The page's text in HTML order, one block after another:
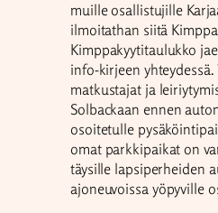
muille osallistujille
ilmoitathan siitä
Kimppakyytitaulukko
info-kirjeen
matkustajat ja
Solbackaan ennen
osoitetulle
omat parkkipaikat on
täysille lapsiperheiden
ajoneuvoissa yöpyville